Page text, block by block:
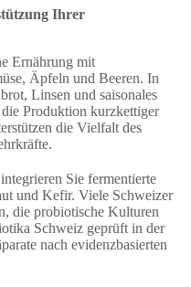
Ihrer
Ernährung mit
Äpfeln und Beeren. In
Linsen und saisonales
Produktion kurzkettiger
die Vielfalt des
Sie fermentierte
und Kefir. Viele Schweizer
die probiotische Kulturen
Schweiz geprüft in der
nach evidenzbasierten